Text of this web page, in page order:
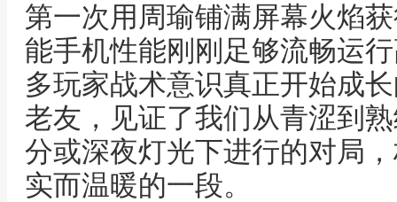
第一次用周瑜铺满屏幕火焰
能手机性能刚刚足够流畅运
多玩家战术意识真正开始成
老友，见证了我们从青涩到
分或深夜灯光下进行的对局
实而温暖的一段。